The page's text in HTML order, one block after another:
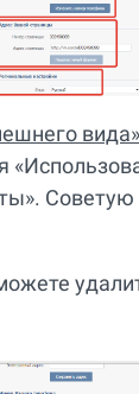
вида»
Советую